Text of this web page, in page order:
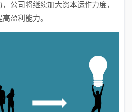
公司将继续加大资本运作力度，
盈利能力。